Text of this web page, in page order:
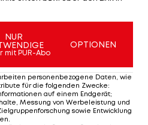
Pause zu
Hütteldorfer wie schon so
wenig Kapital aus
vor allem aufgrund
und zahlreichen
NUR
mit PUR-Abo
OPTIONEN
personenbezogene Daten, wie
für die folgenden Zwecke:
auf einem Endgerät;
Messung von Werbeleistung und
sowie Entwicklung